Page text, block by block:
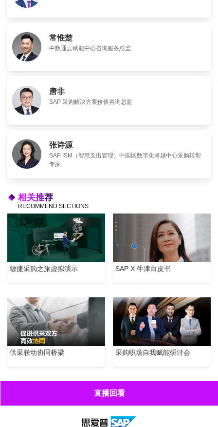
常惟楚
中数通云赋能中心咨询服务总监
唐非
SAP 采购解决方案价值咨询总监
张诗源
SAP ISM（智慧支出管理）中国区数字化卓越中心采购转型
专家
相关推荐
RECOMMEND SECTIONS
敏捷采购之旅虚拟演示 SAP X 牛津白皮书
供采联动协同桥梁 采购职场自我赋能研讨会
直播回看